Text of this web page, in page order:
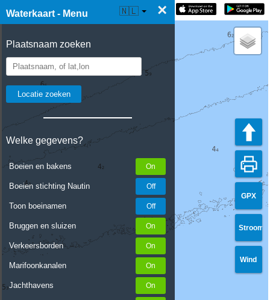
Waterkaart - Menu ×
Plaatsnaam zoeken
Welke gegevens?
Boeien en bakens
Boeien stichting Nautin
Toon boeinamen
Bruggen en sluizen
Verkeersborden
Marifoonkanalen
Jachthavens
☰ Waterkaart Live 🇳🇱
GPX
Stroom
Wind